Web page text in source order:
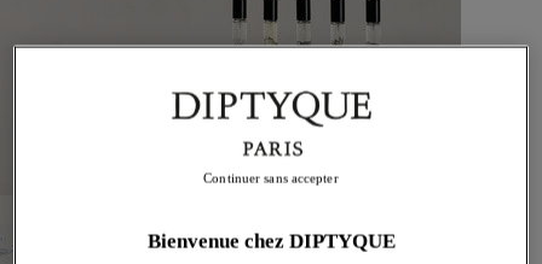
Bienvenue chez DIPTYQUE
Continuer sans accepter